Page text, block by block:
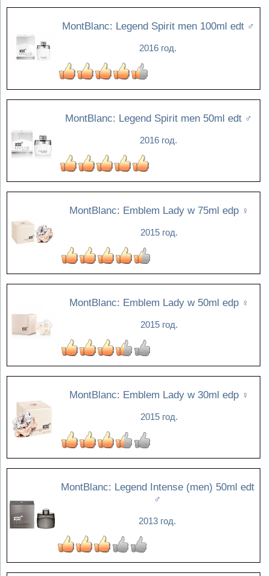
MontBlanc: Legend Spirit men 100ml edt ♂
2016 год.
MontBlanc: Legend Spirit men 50ml edt ♂
2016 год.
MontBlanc: Emblem Lady w 75ml edp ♀
2015 год.
MontBlanc: Emblem Lady w 50ml edp ♀
2015 год.
MontBlanc: Emblem Lady w 30ml edp ♀
2015 год.
MontBlanc: Legend Intense (men) 50ml edt
♂
2013 год.